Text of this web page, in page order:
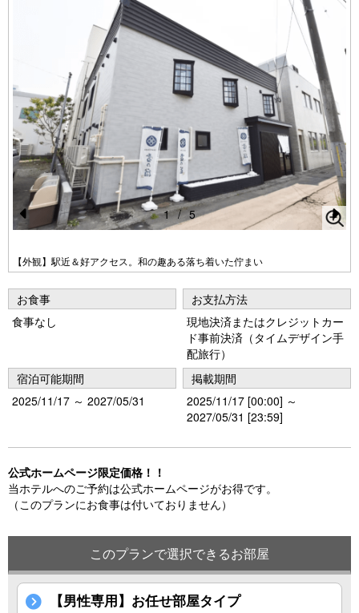
Pr
e
o
u
【外観】駅近＆好アクセス。和の趣ある落ち着いた佇まい
N
1 / 5
お食事
食事なし
お支払方法
現地決済またはクレジットカー
ド事前決済（タイムデザイン手
配旅行）
宿泊可能期間
2025/11/17 ～ 2027/05/31
掲載期間
2025/11/17 [00:00] ～
2027/05/31 [23:59]
公式ホームページ限定価格！！
当ホテルへのご予約は公式ホームページがお得です。
（このプランにお食事は付いておりません）
このプランで選択できるお部屋
【男性専用】お任せ部屋タイプ